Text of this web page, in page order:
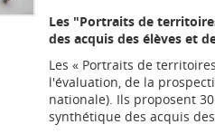
Les "Portraits de
des acquis des élèves et
Les « Portraits de
l'évaluation, de la
nationale). Ils proposent
synthétique des acquis